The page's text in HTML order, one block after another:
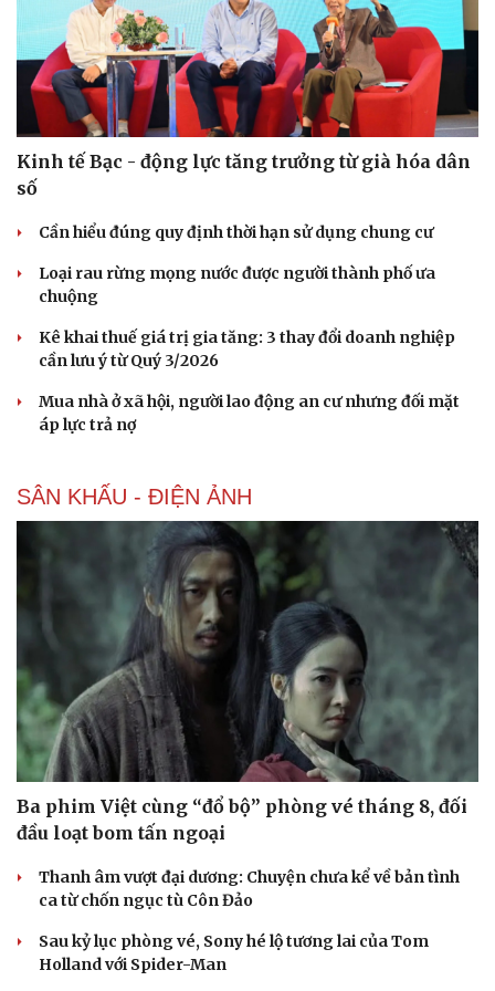
Kinh tế Bạc - động lực tăng trưởng từ già hóa dân
số
Cần hiểu đúng quy định thời hạn sử dụng chung cư
Loại rau rừng mọng nước được người thành phố ưa
chuộng
Kê khai thuế giá trị gia tăng: 3 thay đổi doanh nghiệp
cần lưu ý từ Quý 3/2026
Mua nhà ở xã hội, người lao động an cư nhưng đối mặt
áp lực trả nợ
SÂN KHẤU - ĐIỆN ẢNH
Ba phim Việt cùng “đổ bộ” phòng vé tháng 8, đối
đầu loạt bom tấn ngoại
Thanh âm vượt đại dương: Chuyện chưa kể về bản tình
ca từ chốn ngục tù Côn Đảo
Sau kỷ lục phòng vé, Sony hé lộ tương lai của Tom
Holland với Spider-Man